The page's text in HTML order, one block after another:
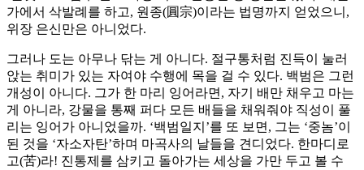
가에서 삭발례를 하고, 원종(圓宗)이라는 법명까지 얻었으니,
위장 은신만은 아니었다.
그러나 도는 아무나 닦는 게 아니다. 절구통처럼 진득이 눌러
앉는 취미가 있는 자여야 수행에 목을 걸 수 있다. 백범은 그런
개성이 아니다. 그가 한 마리 잉어라면, 자기 배만 채우고 마는
게 아니라, 강물을 통째 퍼다 모든 배들을 채워줘야 직성이 풀
리는 잉어가 아니었을까. ‘백범일지’를 또 보면, 그는 ‘중놈’이
된 것을 ‘자소자탄’하며 마곡사의 날들을 견디었다. 한마디로
고(苦)라! 진통제를 삼키고 돌아가는 세상을 가만 두고 볼 수